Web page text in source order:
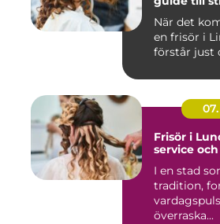
När det
en frisör i
förstår just
Frisör i
service
I en stad
tradition,
överraska...